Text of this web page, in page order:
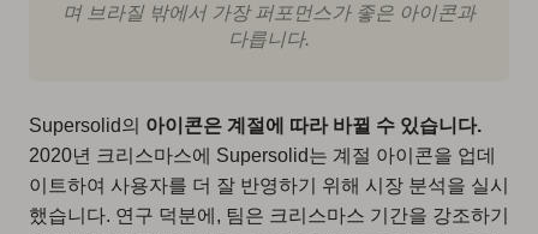
며 브라질 밖에서 가장 퍼포먼스가 좋은 아이콘과
다릅니다.
Supersolid의 아이콘은 계절에 따라 바뀔 수 있습니다.
2020년 크리스마스에 Supersolid는 계절 아이콘을 업데
이트하여 사용자를 더 잘 반영하기 위해 시장 분석을 실시
했습니다. 연구 덕분에, 팀은 크리스마스 기간을 강조하기